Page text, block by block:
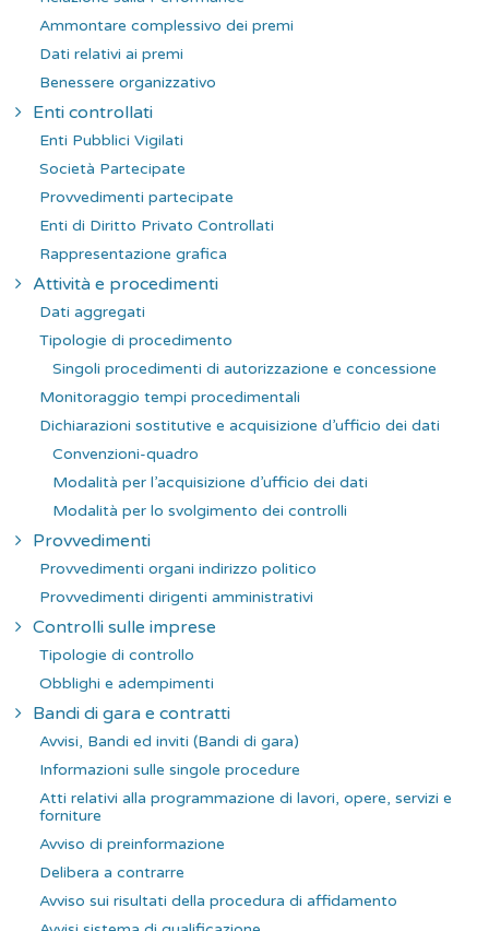
Ammontare complessivo dei premi
Dati relativi ai premi
Benessere organizzativo
Enti controllati
Enti Pubblici Vigilati
Società Partecipate
Provvedimenti partecipate
Enti di Diritto Privato Controllati
Rappresentazione grafica
Attività e procedimenti
Dati aggregati
Tipologie di procedimento
Singoli procedimenti di autorizzazione e concessione
Monitoraggio tempi procedimentali
Dichiarazioni sostitutive e acquisizione d’ufficio dei dati
Convenzioni-quadro
Modalità per l’acquisizione d’ufficio dei dati
Modalità per lo svolgimento dei controlli
Provvedimenti
Provvedimenti organi indirizzo politico
Provvedimenti dirigenti amministrativi
Controlli sulle imprese
Tipologie di controllo
Obblighi e adempimenti
Bandi di gara e contratti
Avvisi, Bandi ed inviti (Bandi di gara)
Informazioni sulle singole procedure
Atti relativi alla programmazione di lavori, opere, servizi e
forniture
Avviso di preinformazione
Delibera a contrarre
Avviso sui risultati della procedura di affidamento